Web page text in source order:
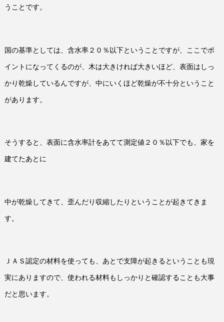
うことです。
国の基準としては、含水率２０％以下ということですが、ここでポ
イントになってくるのが、木は大きければ大きいほど、表面はしっ
かり乾燥しているんですが、中にいくほど乾燥が不十分ということ
があります。
そうすると、表面に含水率計をあてて測定値２０％以下でも、家を
建てたあとに
中が乾燥してきて、歪んだり収縮したりということが起きてきま
す。
ＪＡＳ認定の材料を使っても、あとで支障が起きるということも現
実にありますので、使われる材料もしっかりと確認することも大事
だと思います。